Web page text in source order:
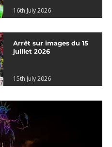
16th July 2026
Arrêt sur images du 15
juillet 2026
15th July 2026